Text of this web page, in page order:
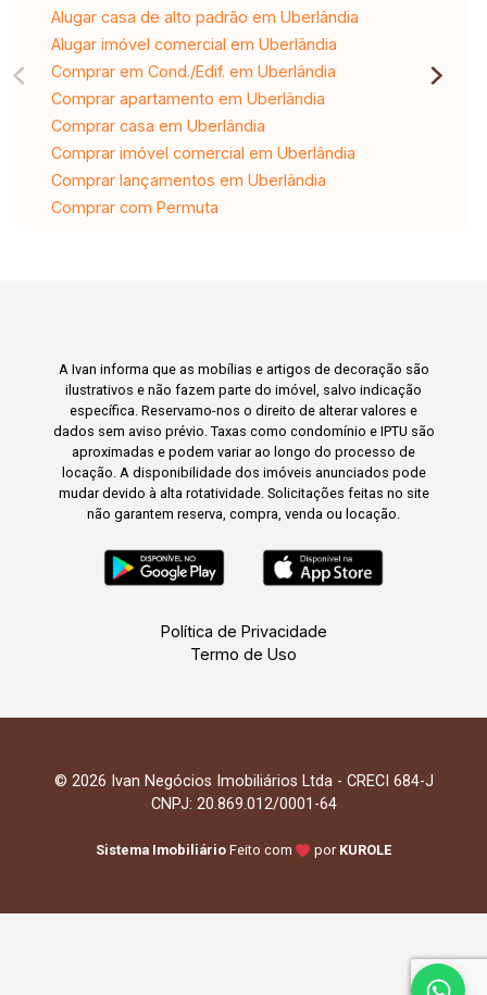
Alugar casa de alto padrão em Uberlândia
Alugar imóvel comercial em Uberlândia
Comprar em Cond./Edif. em Uberlândia
Comprar apartamento em Uberlândia
Comprar casa em Uberlândia
Comprar imóvel comercial em Uberlândia
Comprar lançamentos em Uberlândia
Comprar com Permuta
A Ivan informa que as mobílias e artigos de decoração são
ilustrativos e não fazem parte do imóvel, salvo indicação
específica. Reservamo-nos o direito de alterar valores e
dados sem aviso prévio. Taxas como condomínio e IPTU são
aproximadas e podem variar ao longo do processo de
locação. A disponibilidade dos imóveis anunciados pode
mudar devido à alta rotatividade. Solicitações feitas no site
não garantem reserva, compra, venda ou locação.
Política de Privacidade
Termo de Uso
© 2026 Ivan Negócios Imobiliários Ltda - CRECI 684-J
CNPJ: 20.869.012/0001-64
Sistema Imobiliário Feito com por KUROLE